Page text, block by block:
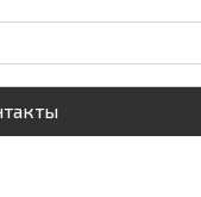
заявок на сайте